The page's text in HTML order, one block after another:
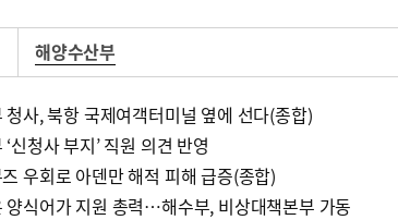
해양수산부
청사, 북항 국제여객터미널 옆에 선다(종합)
신청사 부지’ 직원 의견 반영
우회로 아덴만 해적 피해 급증(종합)
양식어가 지원 총력…해수부, 비상대책본부 가동